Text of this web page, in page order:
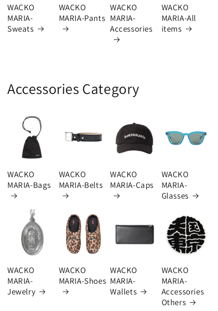
WACKO
MARIA-
Sweats
WACKO
MARIA-Pants
WACKO
MARIA-
Accessories
WACKO
MARIA-All
items
Accessories Category
WACKO
MARIA-Bags
WACKO
MARIA-Belts
WACKO
MARIA-Caps
WACKO
MARIA-
Glasses
WACKO
MARIA-
Jewelry
WACKO
MARIA-Shoes
WACKO
MARIA-
Wallets
WACKO
MARIA-
Accessories
Others